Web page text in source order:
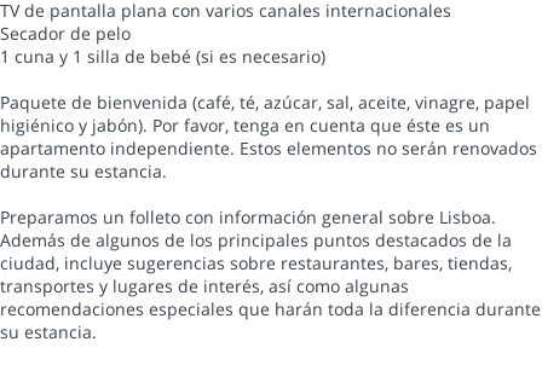
TV de pantalla plana con varios canales internacionales
Secador de pelo
1 cuna y 1 silla de bebé (si es necesario)
Paquete de bienvenida (café, té, azúcar, sal, aceite, vinagre, papel
higiénico y jabón). Por favor, tenga en cuenta que éste es un
apartamento independiente. Estos elementos no serán renovados
durante su estancia.
Preparamos un folleto con información general sobre Lisboa.
Además de algunos de los principales puntos destacados de la
ciudad, incluye sugerencias sobre restaurantes, bares, tiendas,
transportes y lugares de interés, así como algunas
recomendaciones especiales que harán toda la diferencia durante
su estancia.